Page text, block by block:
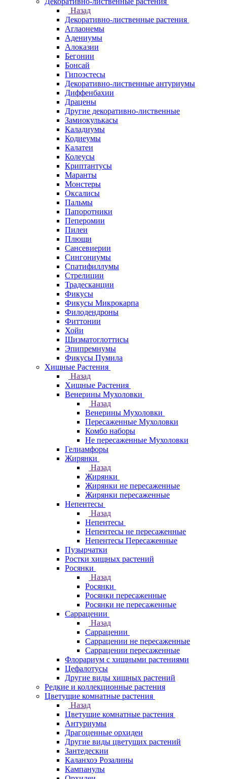
Назад
Декоративно-лиственные растения
Аглаонемы
Адениумы
Алоказии
Бегонии
Бонсай
Гипоэстесы
Декоративно-лиственные антуриумы
Диффенбахии
Драцены
Другие декоративно-лиственные
Замиокулькасы
Каладиумы
Кодиеумы
Калатеи
Колеусы
Криптантусы
Маранты
Монстеры
Оксалисы
Пальмы
Папоротники
Пеперомии
Пилеи
Плющи
Сансевиерии
Сингониумы
Спатифиллумы
Стрелиции
Традесканции
Фикусы
Фикусы Микрокарпа
Филодендроны
Фиттонии
Хойи
Шизматоглоттисы
Эпипремнумы
Фикусы Пумила
Хищные Растения
Назад
Хищные Растения
Венерины Мухоловки
Назад
Венерины Мухоловки
Пересаженные Мухоловки
Комбо наборы
Не пересаженные Мухоловки
Гелиамфоры
Жирянки
Назад
Жирянки
Жирянки не пересаженные
Жирянки пересаженные
Непентесы
Назад
Непентесы
Непентесы не пересаженные
Непентесы Пересаженные
Пузырчатки
Ростки хищных растений
Росянки
Назад
Росянки
Росянки пересаженные
Росянки не пересаженные
Саррацении
Назад
Саррацении
Саррацении не пересаженные
Саррацении пересаженные
Флорариум с хищными растениями
Цефалотусы
Другие виды хищных растений
Редкие и коллекционные растения
Цветущие комнатные растения
Назад
Цветущие комнатные растения
Антуриумы
Драгоценные орхидеи
Другие виды цветущих растений
Зантедескии
Каланхоэ Розалины
Кампанулы